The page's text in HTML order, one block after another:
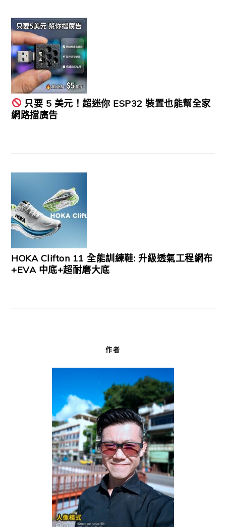
只要 5 美元！超迷你 ESP32 裝置也能幫全家
網路擋廣告
HOKA Clifton 11 全能訓練鞋: 升級透氣工程網布
+EVA 中底+超耐磨大底
作者